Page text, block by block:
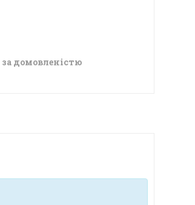
за домовленістю